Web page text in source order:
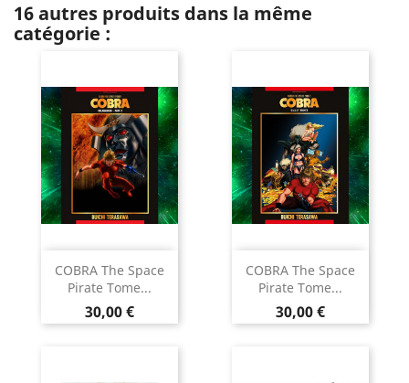
16 autres produits dans la même
catégorie :
COBRA The Space
Pirate Tome...
Prix
30,00 €
COBRA The Space
Pirate Tome...
Prix
30,00 €